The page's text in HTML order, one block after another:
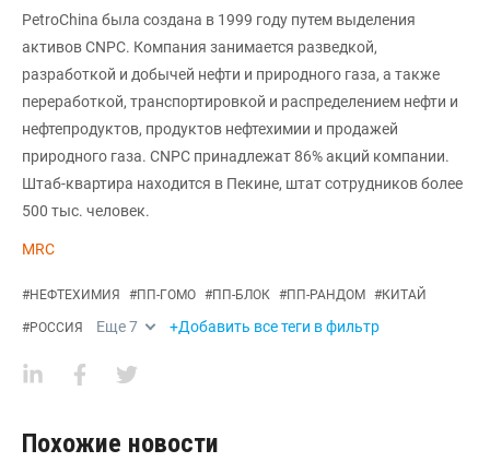
PetroChina была создана в 1999 году путем выделения
активов CNPC. Компания занимается разведкой,
разработкой и добычей нефти и природного газа, а также
переработкой, транспортировкой и распределением нефти и
нефтепродуктов, продуктов нефтехимии и продажей
природного газа. CNPC принадлежат 86% акций компании.
Штаб-квартира находится в Пекине, штат сотрудников более
500 тыс. человек.
MRC
#НЕФТЕХИМИЯ #ПП-ГОМО #ПП-БЛОК #ПП-РАНДОМ #КИТАЙ
#РОССИЯ Еще7 +Добавить все теги в фильтр
Похожие новости